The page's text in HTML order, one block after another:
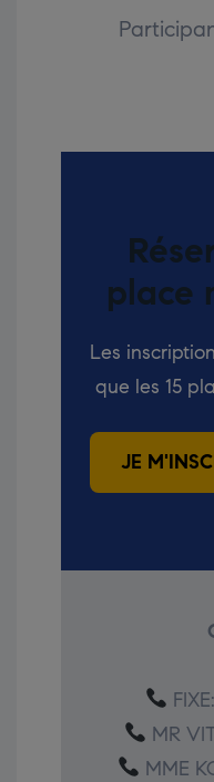
place
Les
que les 15
JE
MR
MME